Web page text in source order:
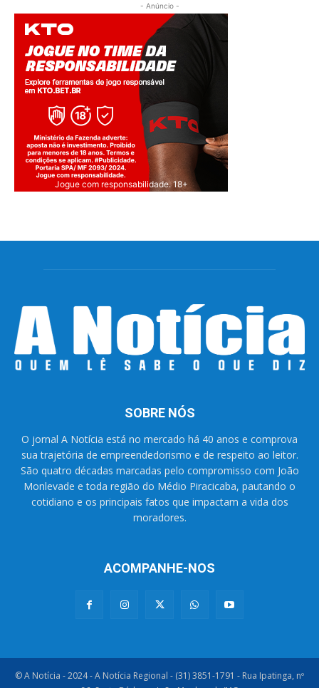
- Anúncio -
Jogue com responsabilidade. 18+
SOBRE NÓS
O jornal A Notícia está no mercado há 40 anos e comprova
sua trajetória de empreendedorismo e de respeito ao leitor.
São quatro décadas marcadas pelo compromisso com João
Monlevade e toda região do Médio Piracicaba, pautando o
cotidiano e os principais fatos que impactam a vida dos
moradores.
ACOMPANHE-NOS
© A Notícia - 2024 - A Notícia Regional - (31) 3851-1791 - Rua Ipatinga, nº